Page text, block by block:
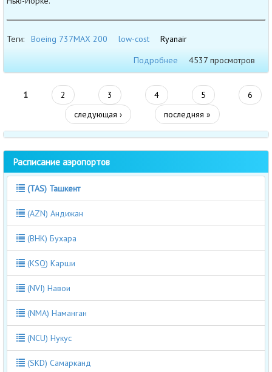
Теги: Boeing 737MAX 200 low-cost
Ryanair
Подробнее
4537 просмотров
1 2 3 4 5
6
следующая ›
последняя »
Расписание аэропортов
(TAS) Ташкент
(AZN) Андижан
(BHK) Бухара
(KSQ) Карши
(NVI) Навои
(NMA) Наманган
(NCU) Нукус
(SKD) Самарканд